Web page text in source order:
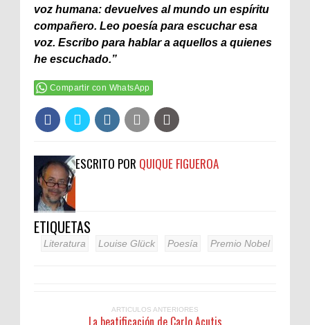
voz humana: devuelves al mundo un espíritu
compañero. Leo poesía para escuchar esa
voz. Escribo para hablar a aquellos a quienes
he escuchado.”
Compartir con WhatsApp
ESCRITO POR QUIQUE FIGUEROA
ETIQUETAS
Literatura Louise Glück Poesía Premio Nobel
ARTICULOS ANTERIORES